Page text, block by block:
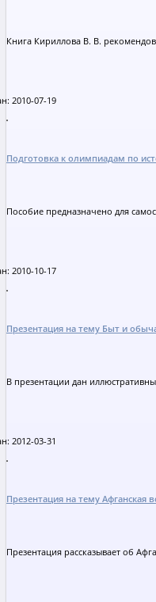
Книга Кириллова В. В.
2010-07-19
Подготовка к олимпиадам по
Пособие предназначено для
2010-10-17
Презентация на тему Быт и
В презентации дан
2012-03-31
Презентация на тему Афганская
Презентация рассказывает об